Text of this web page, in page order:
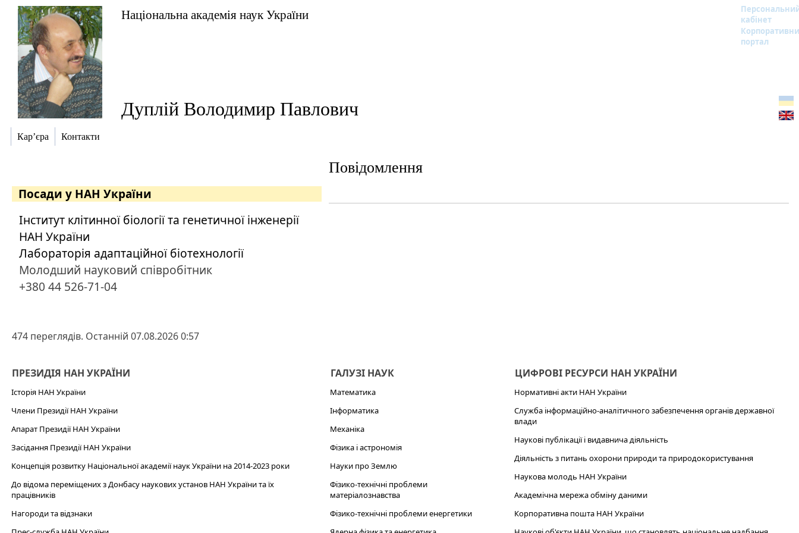
Національна академія наук України
кабінет
портал
Дуплій Володимир Павлович
Кар’єра Контакти
Посади у НАН України
Інститут клітинної біології та генетичної інженерії
НАН України
Лабораторія адаптаційної біотехнології
Молодший науковий співробітник
+380 44 526-71-04
474 переглядів. Останній 07.08.2026 0:57
Повідомлення
ПРЕЗИДІЯ НАН УКРАЇНИ
Історія НАН України
Члени Президії НАН України
Апарат Президії НАН України
Засідання Президії НАН України
Концепція розвитку Національної академії наук України на 2014-2023 роки
До відома переміщених з Донбасу наукових установ НАН України та їх
працівників
Нагороди та відзнаки
ГАЛУЗІ НАУК
Математика
Інформатика
Механіка
Фізика і астрономія
Науки про Землю
Фізико-технічні проблеми
матеріалознавства
Фізико-технічні проблеми енергетики
ЦИФРОВІ РЕСУРСИ НАН УКРАЇНИ
Нормативні акти НАН України
Служба інформаційно-аналітичного забезпечення органів державної
влади
Наукові публікації і видавнича діяльність
Діяльність з питань охорони природи та природокористування
Наукова молодь НАН України
Академічна мережа обміну даними
Корпоративна пошта НАН України